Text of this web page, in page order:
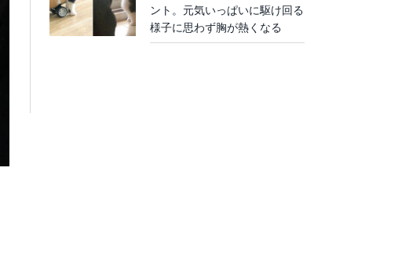
ント。元気いっぱいに駆け回る
様子に思わず胸が熱くなる